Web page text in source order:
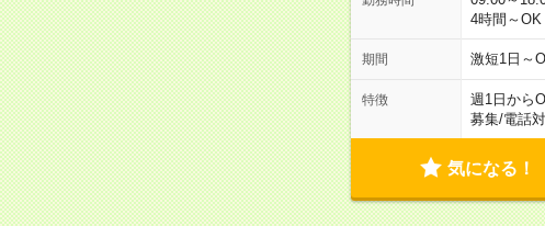
4時間～OK
期間 激短1日～
特徴 週1日から
募集/電話
気になる！